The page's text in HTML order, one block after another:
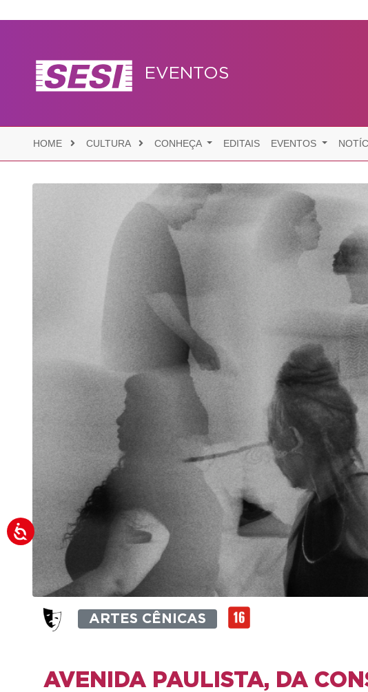
EVENTOS
HOME CULTURA CONHEÇA EDITAIS EVENTOS
ARTES CÊNICAS
AVENIDA PAULISTA, DA